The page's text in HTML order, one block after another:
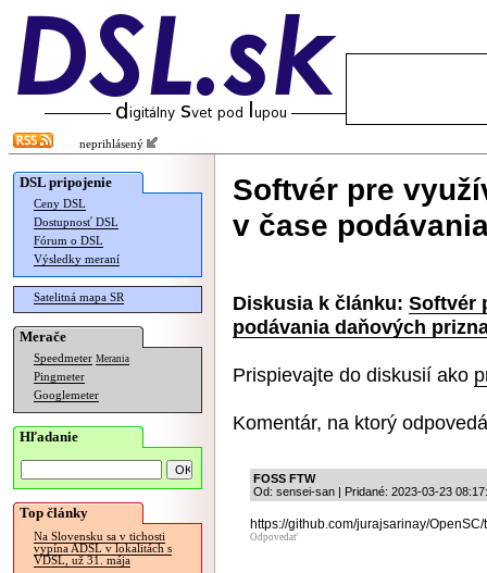
neprihlásený
DSL pripojenie
Ceny DSL
Dostupnosť DSL
Fórum o DSL
Výsledky meraní
Satelitná mapa SR
Merače
Speedmeter Merania
Pingmeter
Googlemeter
Hľadanie
Top články
Na Slovensku sa v tichosti
vypína ADSL v lokalitách s
VDSL, už 31. mája
Softvér pre
v čase
Diskusia k článku: Softvér
podávania daňových
Prispievajte do diskusií ako
Komentár, na ktorý
FOSS FTW
Od: sensei-san | Pridané: 2023-03-23
https://github.com/jurajsarinay/
Odpovedať